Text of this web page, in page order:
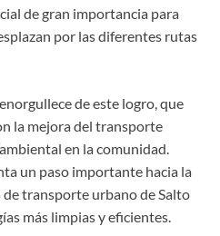
de gran importancia para
por las diferentes rutas
de este logro, que
la mejora del transporte
en la comunidad.
un paso importante hacia la
transporte urbano de Salto
más limpias y eficientes.